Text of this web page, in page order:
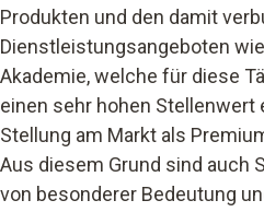
Produkten und den damit
Dienstleistungsangeboten
Akademie, welche für diese
einen sehr hohen Stellenwert
Stellung am Markt als
Aus diesem Grund sind auch
von besonderer Bedeutung